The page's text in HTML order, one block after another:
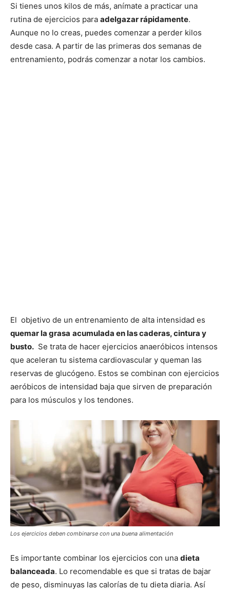
Si tienes unos kilos de más, anímate a practicar una
rutina de ejercicios para adelgazar rápidamente.
Aunque no lo creas, puedes comenzar a perder kilos
desde casa. A partir de las primeras dos semanas de
entrenamiento, podrás comenzar a notar los cambios.
El objetivo de un entrenamiento de alta intensidad es
quemar la grasa acumulada en las caderas, cintura y
busto. Se trata de hacer ejercicios anaeróbicos intensos
que aceleran tu sistema cardiovascular y queman las
reservas de glucógeno. Estos se combinan con ejercicios
aeróbicos de intensidad baja que sirven de preparación
para los músculos y los tendones.
Los ejercicios deben combinarse con una buena alimentación
Es importante combinar los ejercicios con una dieta
balanceada. Lo recomendable es que si tratas de bajar
de peso, disminuyas las calorías de tu dieta diaria. Así